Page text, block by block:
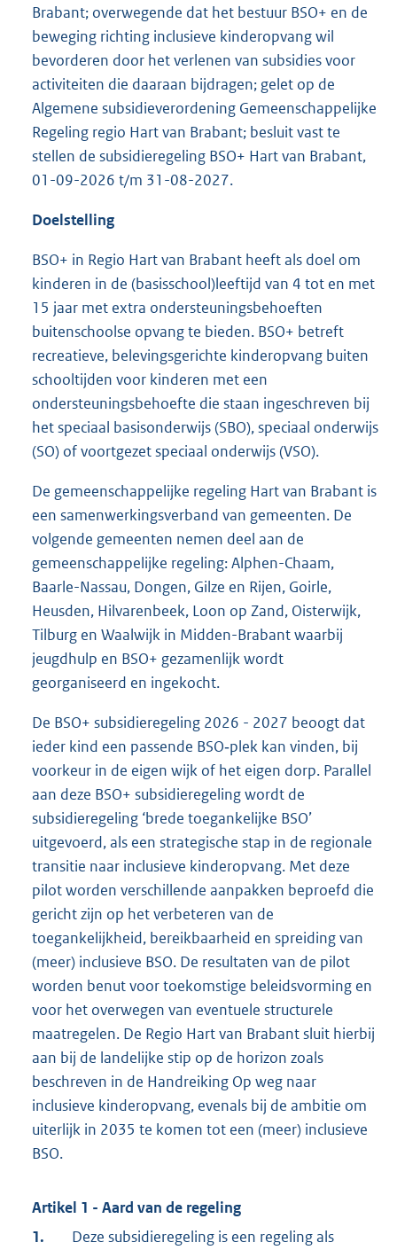
Brabant; overwegende dat het bestuur BSO+ en de
beweging richting inclusieve kinderopvang wil
bevorderen door het verlenen van subsidies voor
activiteiten die daaraan bijdragen; gelet op de
Algemene subsidieverordening Gemeenschappelijke
Regeling regio Hart van Brabant; besluit vast te
stellen de subsidieregeling BSO+ Hart van Brabant,
01-09-2026 t/m 31-08-2027.
Doelstelling
BSO+ in Regio Hart van Brabant heeft als doel om
kinderen in de (basisschool)leeftijd van 4 tot en met
15 jaar met extra ondersteuningsbehoeften
buitenschoolse opvang te bieden. BSO+ betreft
recreatieve, belevingsgerichte kinderopvang buiten
schooltijden voor kinderen met een
ondersteuningsbehoefte die staan ingeschreven bij
het speciaal basisonderwijs (SBO), speciaal onderwijs
(SO) of voortgezet speciaal onderwijs (VSO).
De gemeenschappelijke regeling Hart van Brabant is
een samenwerkingsverband van gemeenten. De
volgende gemeenten nemen deel aan de
gemeenschappelijke regeling: Alphen-Chaam,
Baarle-Nassau, Dongen, Gilze en Rijen, Goirle,
Heusden, Hilvarenbeek, Loon op Zand, Oisterwijk,
Tilburg en Waalwijk in Midden-Brabant waarbij
jeugdhulp en BSO+ gezamenlijk wordt
georganiseerd en ingekocht.
De BSO+ subsidieregeling 2026 - 2027 beoogt dat
ieder kind een passende BSO‑plek kan vinden, bij
voorkeur in de eigen wijk of het eigen dorp. Parallel
aan deze BSO+ subsidieregeling wordt de
subsidieregeling ‘brede toegankelijke BSO’
uitgevoerd, als een strategische stap in de regionale
transitie naar inclusieve kinderopvang. Met deze
pilot worden verschillende aanpakken beproefd die
gericht zijn op het verbeteren van de
toegankelijkheid, bereikbaarheid en spreiding van
(meer) inclusieve BSO. De resultaten van de pilot
worden benut voor toekomstige beleidsvorming en
voor het overwegen van eventuele structurele
maatregelen. De Regio Hart van Brabant sluit hierbij
aan bij de landelijke stip op de horizon zoals
beschreven in de Handreiking Op weg naar
inclusieve kinderopvang, evenals bij de ambitie om
uiterlijk in 2035 te komen tot een (meer) inclusieve
BSO.
Artikel 1 - Aard van de regeling
1.
Deze subsidieregeling is een regeling als